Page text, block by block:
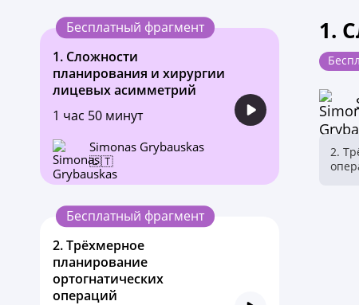
Бесплатный фрагмент
1. Сложности
планирования и хирургии
лицевых асимметрий
1 час 50 минут
Simonas Grybauskas
🇱🇹
Бесплатный фрагмент
2.Трёхмерное
планирование
ортогнатических
операций
1.
2.